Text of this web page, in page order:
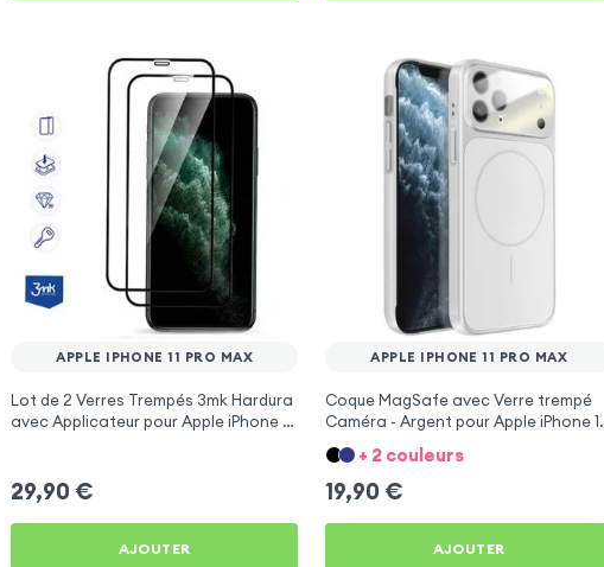
APPLE IPHONE 11 PRO MAX
Lot de 2 Verres Trempés 3mk Hardura
avec Applicateur pour Apple iPhone 11
29,90 €
AJOUTER
APPLE IPHONE 11 PRO MAX
Coque MagSafe avec Verre trempé
Caméra - Argent pour Apple iPhone 11
Pro Max
+ 2 couleurs
19,90 €
AJOUTER